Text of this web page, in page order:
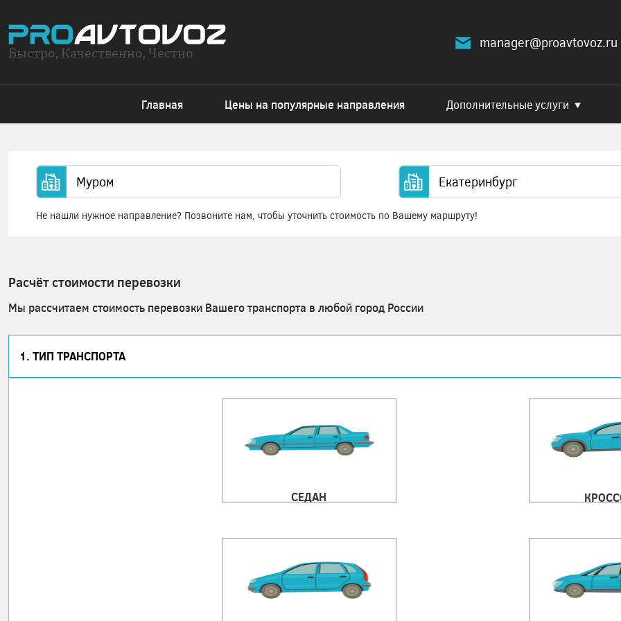
Быстро, Качественно, Честно
manager@proavtovoz.ru
Главная Цены на популярные направления Дополнительные услуги
Не нашли нужное направление? Позвоните нам, чтобы уточнить стоимость по Вашему маршруту!
Расчёт стоимости перевозки
Мы рассчитаем стоимость перевозки Вашего транспорта в любой город России
1. ТИП ТРАНСПОРТА
СЕДАН